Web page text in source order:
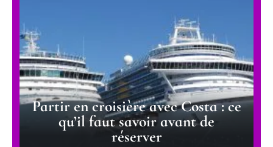
Partir en croisière avec Costa : ce
qu’il faut savoir avant de
réserver